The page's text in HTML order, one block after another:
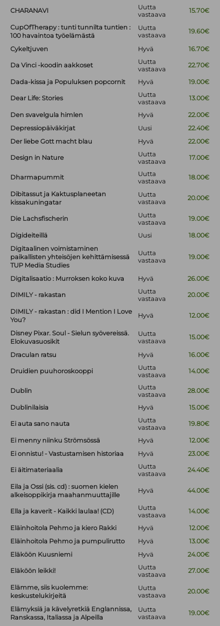
CHARANAVI
Uutta
vastaava
15.70€
CupOfTherapy : tunti tunnilta tuntien :
100 havaintoa työelämästä
Uutta
vastaava
19.60€
Cykeltjuven Hyvä 16.70€
Da Vinci -koodin aakkoset
Uutta
vastaava
22.70€
Dada-kissa ja Populuksen popcornit Hyvä 19.00€
Dear Life: Stories
Uutta
vastaava
13.00€
Den svavelgula himlen Hyvä
22.00€
Depressiopäiväkirjat
Uusi
22.40€
Der liebe Gott macht blau
Hyvä 22.00€
Design in Nature
Uutta
vastaava
17.00€
Dharmapummit
Uutta
vastaava
18.00€
Dibitassut ja Kaktusplaneetan
kissakuningatar
Uutta
vastaava
20.00€
Die Lachsfischerin
Uutta
vastaava
19.00€
Digideiteillä Uusi
18.00€
Digitaalinen voimistaminen
paikallisten yhteisöjen kehittämisessä
TUP Media Studies
Uutta
vastaava
19.00€
Digitalisaatio : Murroksen koko kuva Hyvä 26.00€
DIMILY - rakastan
Uutta
vastaava
20.00€
DIMILY - rakastan : did I Mention I Love
You?
Hyvä 12.00€
Disney Pixar. Soul - Sielun syövereissä.
Elokuvasuosikit
Uutta
vastaava
15.00€
Draculan ratsu Hyvä 16.00€
Druidien puuhoroskooppi
Uutta
vastaava
14.00€
Dublin
Uutta
vastaava
28.00€
Dublinilaisia Hyvä 15.00€
Ei auta sano nauta
Uutta
vastaava
19.80€
Ei menny niinku Strömsössä Hyvä
12.00€
Ei onnistu! - Vastustamisen historiaa
Hyvä 23.00€
Ei äitimateriaalia
Uutta
vastaava
24.40€
Eila ja Ossi (sis. cd) : suomen kielen
alkeisoppikirja maahanmuuttajille
Hyvä 44.00€
Ella ja kaverit - Kaikki laulaa! (CD)
Uutta
vastaava
14.00€
Eläinhoitola Pehmo ja kiero Rakki Hyvä
12.00€
Eläinhoitola Pehmo ja pumpulirutto
Hyvä
13.00€
Eläköön Kuusniemi
Hyvä 24.00€
Eläköön leikki!
Uutta
vastaava
27.00€
Elämme, siis kuolemme:
keskustelukirjeitä
Uutta
vastaava
20.00€
Elämyksiä ja kävelyretkiä Englannissa,
Ranskassa, Italiassa ja Alpeilla
Uutta
vastaava
19.00€